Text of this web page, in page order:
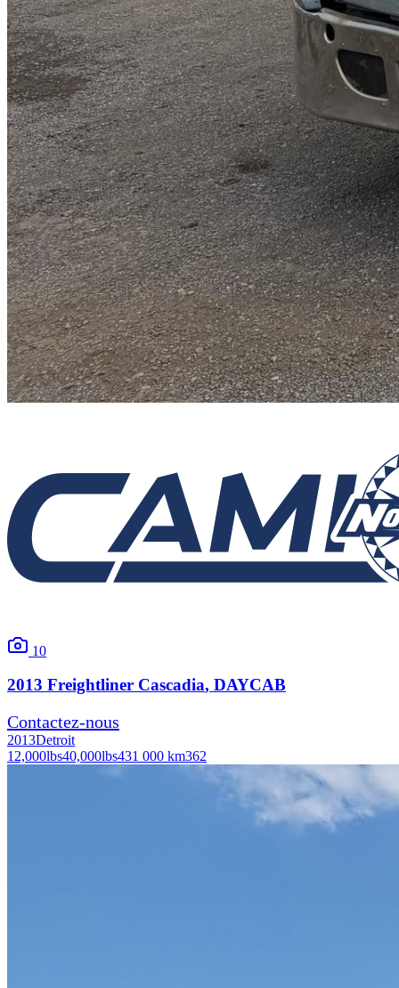
10
2013 Freightliner Cascadia, DAYCAB
Contactez-nous
2013Detroit
12,000lbs40,000lbs431 000 km362